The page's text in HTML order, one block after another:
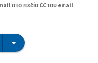
στο πεδίο CC του email